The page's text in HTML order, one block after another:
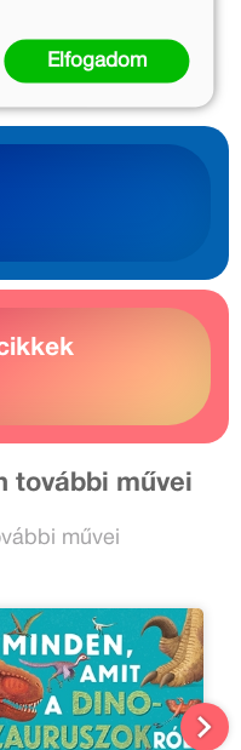
Kosárba
további művei
művei
Elfogadom